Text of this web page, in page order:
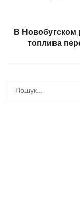
В Новобугском
топлива